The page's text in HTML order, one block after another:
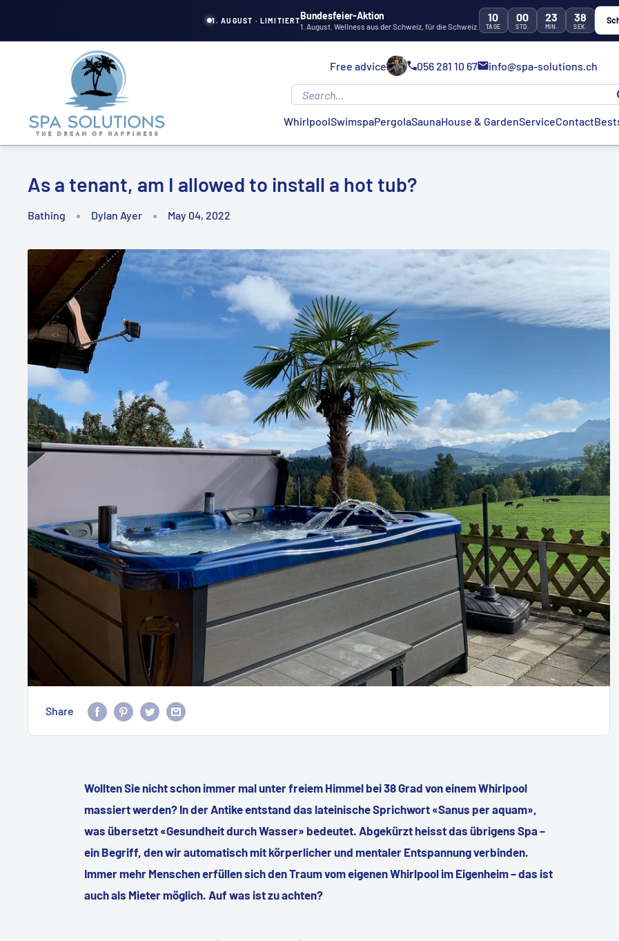
1. AUGUST · LIMITIERTBundesfeier-Aktion
1. August. Wellness aus der Schweiz, für die Schweiz.
10
TAGE
00
STD.
23
MIN.
37
SEK.
Solutions
Free advice 056 281 10 67 info@spa-solutions.ch
WhirlpoolSwimspaPergolaSaunaHouse & GardenServiceContact
As a tenant, am I allowed to install a hot tub?
Bathing Dylan Ayer May 04, 2022
Share
Wollten Sie nicht schon immer mal unter freiem Himmel bei 38 Grad von einem Whirlpool
massiert werden? In der Antike entstand das lateinische Sprichwort «Sanus per aquam»,
was übersetzt «Gesundheit durch Wasser» bedeutet. Abgekürzt heisst das übrigens Spa –
ein Begriff, den wir automatisch mit körperlicher und mentaler Entspannung verbinden.
Immer mehr Menschen erfüllen sich den Traum vom eigenen Whirlpool im Eigenheim – das ist
auch als Mieter möglich. Auf was ist zu achten?